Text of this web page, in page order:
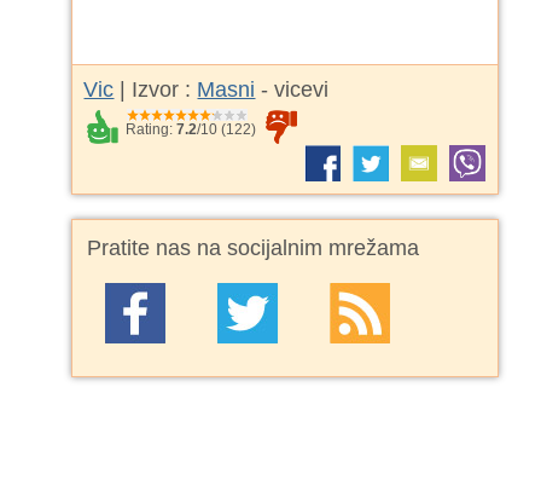
Vic | Izvor : Masni - vicevi
Rating:7.2/10 (122)
Pratite nas na socijalnim mrežama